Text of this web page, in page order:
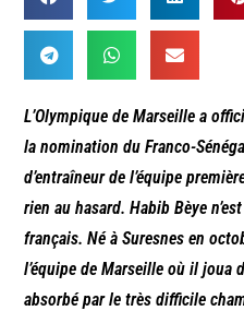
L’Olympique de Marseille a
la nomination du Franco-
d’entraîneur de l’équipe
rien au hasard. Habib Bèye
français. Né à Suresnes en
l’équipe de Marseille où il joua
absorbé par le très difficile